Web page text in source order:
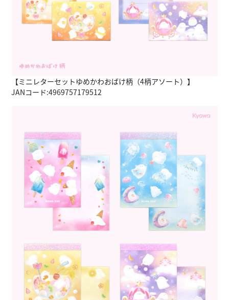
【ミニレターセットゆめかわおばけ柄（4柄アソート）】
JANコード:4969757179512